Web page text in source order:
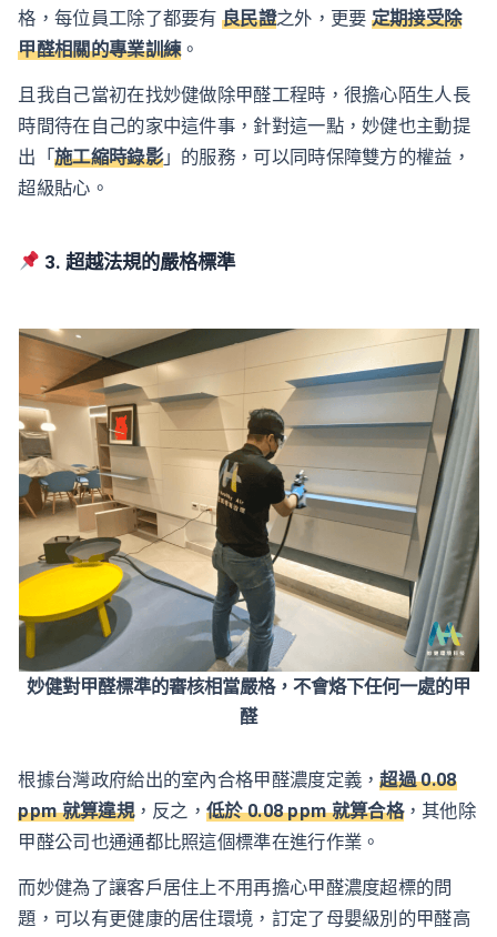
格，每位員工除了都要有 良民證之外，更要 定期接受除
甲醛相關的專業訓練。
且我自己當初在找妙健做除甲醛工程時，很擔心陌生人長
時間待在自己的家中這件事，針對這一點，妙健也主動提
出「施工縮時錄影」的服務，可以同時保障雙方的權益，
超級貼心。
3. 超越法規的嚴格標準
妙健對甲醛標準的審核相當嚴格，不會烙下任何一處的甲
醛
根據台灣政府給出的室內合格甲醛濃度定義，超過 0.08
ppm 就算違規，反之，低於 0.08 ppm 就算合格，其他除
甲醛公司也通通都比照這個標準在進行作業。
而妙健為了讓客戶居住上不用再擔心甲醛濃度超標的問
題，可以有更健康的居住環境，訂定了母嬰級別的甲醛高